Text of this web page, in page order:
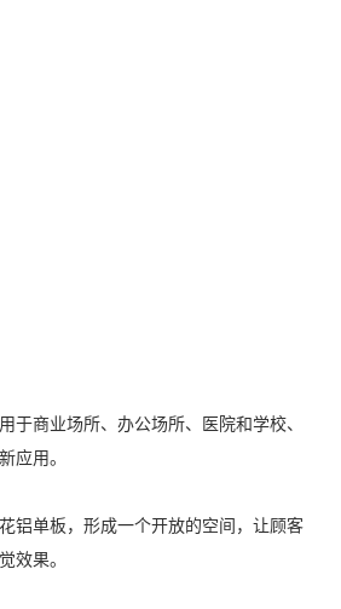
商业场所、办公场所、医院和学校、
应用。
铝单板，形成一个开放的空间，让顾客
效果。